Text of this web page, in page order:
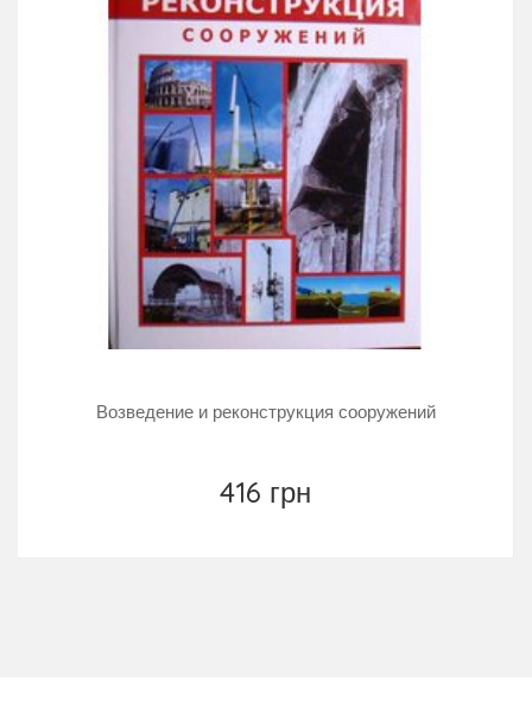
Возведение и реконструкция сооружений
416 грн